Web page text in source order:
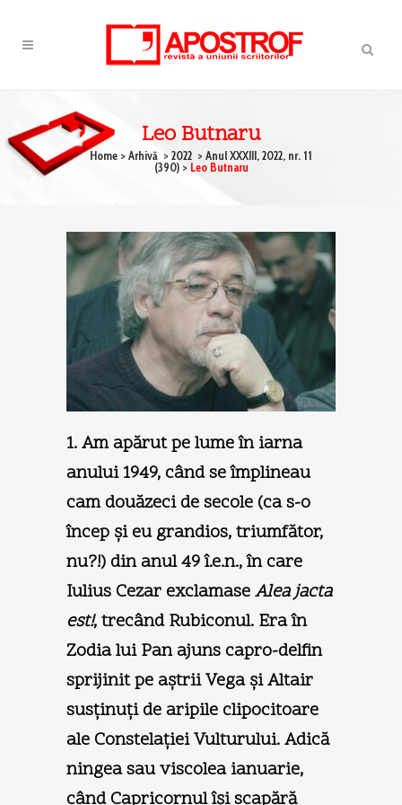
Leo Butnaru
Home > Arhivă > 2022 > Anul XXXIII, 2022, nr. 11
(390)> Leo Butnaru
1. Am apărut pe lume în iarna
anului 1949, când se împlineau
cam douăzeci de secole (ca s-o
încep şi eu grandios, triumfător,
nu?!) din anul 49 î.e.n., în care
Iulius Cezar exclamaseAlea jacta
est!, trecând Rubiconul. Era în
Zodia lui Pan ajuns capro-delfin
sprijinit pe aştrii Vega şi Altair
susţinuţi de aripile clipocitoare
ale Constelaţiei Vulturului. Adică
ningea sau viscolea ianuarie,
când Capricornul îşi scapără